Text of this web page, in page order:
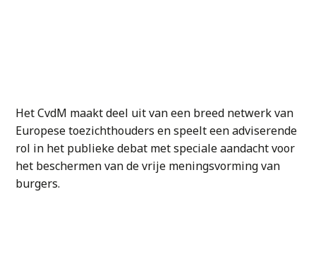
Het CvdM maakt deel uit van een breed netwerk van
Europese toezichthouders en speelt een adviserende
rol in het publieke debat met speciale aandacht voor
het beschermen van de vrije meningsvorming van
burgers.